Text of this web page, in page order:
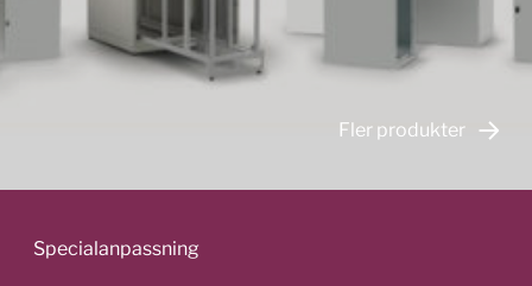
Fler produkter
Specialanpassning